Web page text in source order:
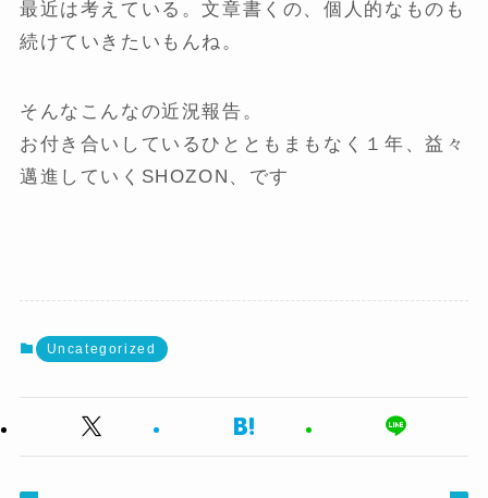
最近は考えている。文章書くの、個人的なものも
続けていきたいもんね。
そんなこんなの近況報告。
お付き合いしているひとともまもなく１年、益々
邁進していくSHOZON、です
Uncategorized